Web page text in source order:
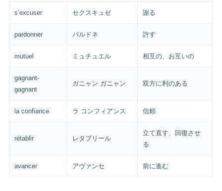
s’excuser セクスキュゼ 謝る
pardonner パルドネ 許す
mutuel ミュチュエル 相互の、お互いの
gagnant-
gagnant
ガニャン ガニャン 双方に利のある
la confiance ラ コンフィアンス 信頼
rétablir レタブリール
立て直す、回復させ
る
avancer アヴァンセ 前に進む